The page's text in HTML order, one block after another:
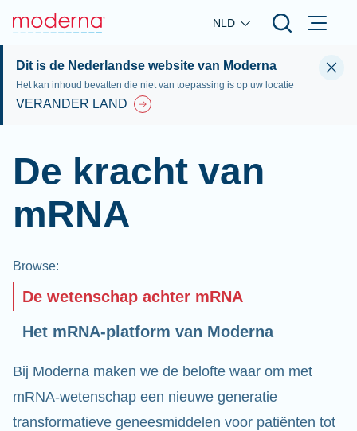
Skip to main content
NLD
Dit is de Nederlandse website van Moderna
Het kan inhoud bevatten die niet van toepassing is op uw locatie
VERANDER LAND
De kracht van
mRNA
Browse:
De wetenschap achter mRNA
Het mRNA-platform van Moderna
Bij Moderna maken we de belofte waar om met
mRNA-wetenschap een nieuwe generatie
transformatieve geneesmiddelen voor patiënten tot